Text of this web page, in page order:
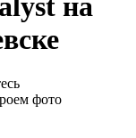
на
фото